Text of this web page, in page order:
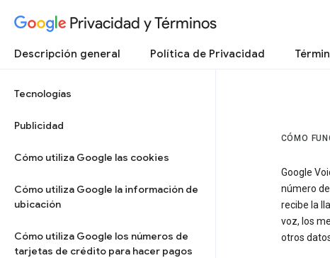
Privacidad y Términos
Descripción general Política de Privacidad
Tecnologías
Publicidad
Cómo utiliza Google las cookies
Cómo utiliza Google la información de
ubicación
Cómo utiliza Google los números de
tarjetas de crédito para hacer pagos
CÓMO
Google
número
recibe la
voz, los
otros